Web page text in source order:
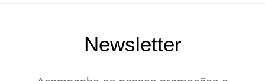
Newsletter